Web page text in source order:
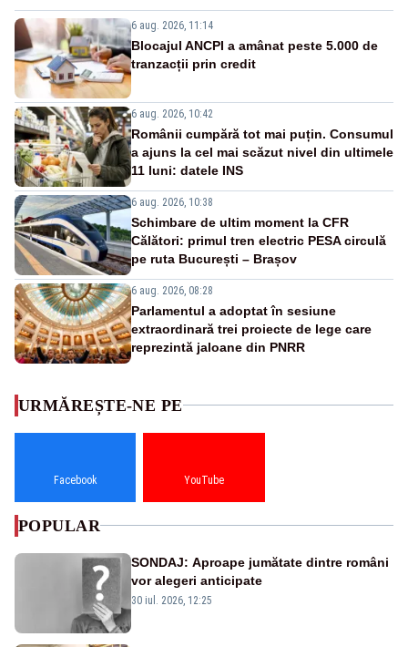
6 aug. 2026, 11:14
Blocajul ANCPI a amânat peste 5.000 de
tranzacții prin credit
6 aug. 2026, 10:42
Românii cumpără tot mai puțin. Consumul
a ajuns la cel mai scăzut nivel din ultimele
11 luni: datele INS
6 aug. 2026, 10:38
Schimbare de ultim moment la CFR
Călători: primul tren electric PESA circulă
pe ruta București – Brașov
6 aug. 2026, 08:28
Parlamentul a adoptat în sesiune
extraordinară trei proiecte de lege care
reprezintă jaloane din PNRR
URMĂREȘTE-NE PE
Facebook YouTube
POPULAR
SONDAJ: Aproape jumătate dintre români
vor alegeri anticipate
30 iul. 2026, 12:25